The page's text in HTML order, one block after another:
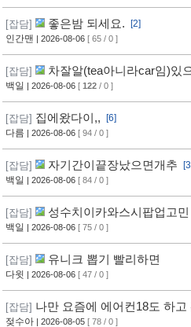
[잡담] 좋은밤 되세요.
[2]
인간맨 | 2026-08-06 [ 65 / 0 ]
[잡담] 차잘알(tea아니라car임)있
백일 | 2026-08-06 [ 122 / 0 ]
[잡담] 집에왔다이,,
[6]
다름 | 2026-08-06 [ 94 / 0 ]
[잡담] 자기간이끝장났으면개추
백일 | 2026-08-06 [ 84 / 0 ]
[잡담] 성수치이카와스시팝업고민
백일 | 2026-08-06 [ 75 / 0 ]
[잡담] 유니크 뽑기 빨리하면
다윗 | 2026-08-06 [ 47 / 0 ]
[잡담] 나만 요즘에 에어컨18도 하
젖수아 | 2026-08-05 [ 78 / 0 ]